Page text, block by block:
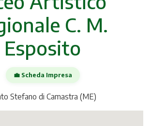
C. M.
Esposito
💼 Scheda Impresa
Stefano di Camastra (ME)